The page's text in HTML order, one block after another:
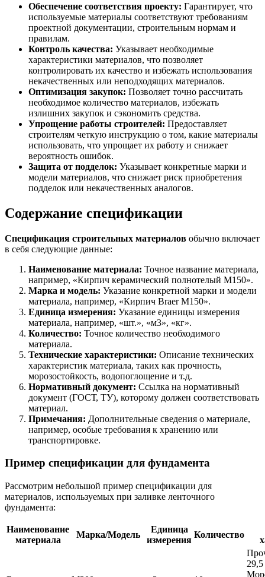
Обеспечение соответствия проекту: Гарантирует, что
используемые материалы соответствуют требованиям
проектной документации, строительным нормам и
правилам.
Контроль качества: Указывает необходимые
характеристики материалов, что позволяет
контролировать их качество и избежать использования
некачественных или неподходящих материалов.
Оптимизация закупок: Позволяет точно рассчитать
необходимое количество материалов, избежать
излишних закупок и сэкономить средства.
Упрощение работы строителей: Предоставляет
строителям четкую инструкцию о том, какие материалы
использовать, что упрощает их работу и снижает
вероятность ошибок.
Защита от подделок: Указывает конкретные марки и
модели материалов, что снижает риск приобретения
подделок или некачественных аналогов.
Содержание спецификации
Спецификация строительных материалов обычно включает
в себя следующие данные:
Наименование материала: Точное название материала,
например, «Кирпич керамический полнотелый М150».
Марка и модель: Указание конкретной марки и модели
материала, например, «Кирпич Braer M150».
Единица измерения: Указание единицы измерения
материала, например, «шт.», «м3», «кг».
Количество: Точное количество необходимого
материала.
Технические характеристики: Описание технических
характеристик материала, таких как прочность,
морозостойкость, водопоглощение и т.д.
Нормативный документ: Ссылка на нормативный
документ (ГОСТ, ТУ), которому должен соответствовать
материал.
Примечания: Дополнительные сведения о материале,
например, особые требования к хранению или
транспортировке.
Пример спецификации для фундамента
Рассмотрим небольшой пример спецификации для
материалов, используемых при заливке ленточного
фундамента:
Наименование
материала
Марка/Модель
Единица
измерения
Количество